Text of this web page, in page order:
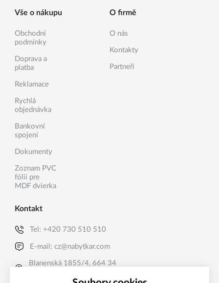
Vše o nákupu
Obchodní
podmínky
Doprava a
platba
Reklamace
Rychlá
objednávka
Bankovní
spojení
Dokumenty
Zoznam PVC
fólii pre
MDF dvierka
O firmě
O nás
Kontakty
Partneři
Kontakt
Tel: +420 730 510 510
E-mail:cz@nabytkar.com
Blanenská 1855/4, 664 34